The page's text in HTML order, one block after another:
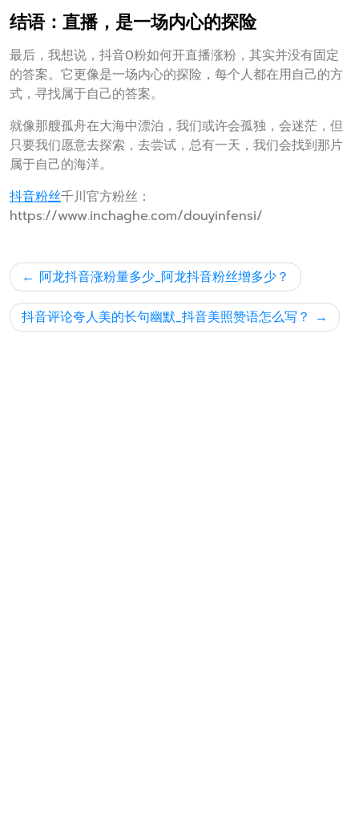
结语：直播，是一场内心的探险
最后，我想说，抖音0粉如何开直播涨粉，其实并没有固定
的答案。它更像是一场内心的探险，每个人都在用自己的方
式，寻找属于自己的答案。
就像那艘孤舟在大海中漂泊，我们或许会孤独，会迷茫，但
只要我们愿意去探索，去尝试，总有一天，我们会找到那片
属于自己的海洋。
抖音粉丝千川官方粉丝：
https://www.inchaghe.com/douyinfensi/
文
章
导
阿龙抖音涨粉量多少_阿龙抖音粉丝增多少？
抖音评论夸人美的长句幽默_抖音美照赞语怎么写？